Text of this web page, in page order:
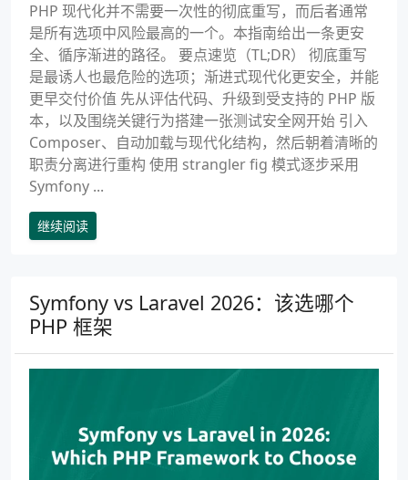
PHP 现代化并不需要一次性的彻底重写，而后者通常
是所有选项中风险最高的一个。本指南给出一条更安
全、循序渐进的路径。 要点速览（TL;DR） 彻底重写
是最诱人也最危险的选项；渐进式现代化更安全，并能
更早交付价值 先从评估代码、升级到受支持的 PHP 版
本，以及围绕关键行为搭建一张测试安全网开始 引入
Composer、自动加载与现代化结构，然后朝着清晰的
职责分离进行重构 使用 strangler fig 模式逐步采用
Symfony ...
继续阅读
Symfony vs Laravel 2026：该选哪个
PHP 框架